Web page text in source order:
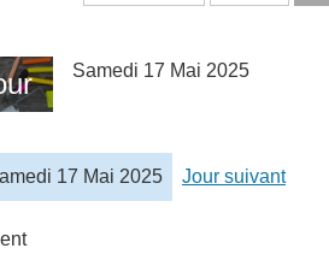
Samedi 17 Mai 2025
17 Mai 2025 Jour suivant